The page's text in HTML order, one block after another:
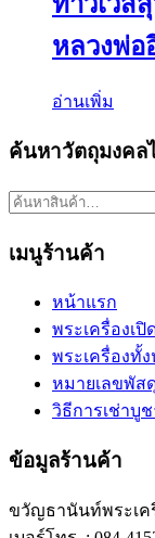
หลวงพ่
อ่านเพิ่ม
ค้นหาวัตถุมงคล
ค้นหา:
เมนูร้านค้า
หน้าแรก
พระเครื่องเปิ
พระเครื่องทั้
หมายเลขพัส
วิธีการเช่าบูช
ข้อมูลร้านค้า
ขวัญธานันท์พระเค